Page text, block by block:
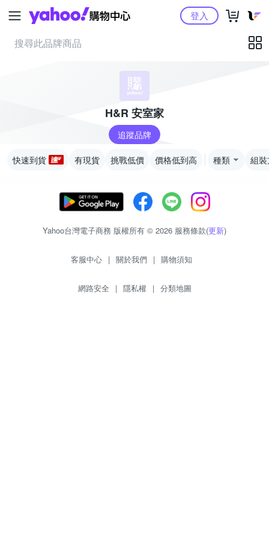
Yahoo購物中心登入
H&R 安室家
追蹤品牌
快速到貨 有現貨 挑戰低價 價格低到高 種類 組
Yahoo台灣電子商務 版權所有 © 2026 服務條款(更新)
客服中心 | 關於我們 | 購物須知
網路安全 | 隱私權 | 分類地圖